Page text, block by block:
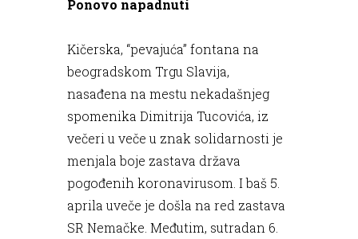
Ponovo napadnuti
Kičerska, “pevajuća” fontana na
beogradskom Trgu Slavija,
nasađena na mestu nekadašnjeg
spomenika Dimitrija Tucovića, iz
večeri u veče u znak solidarnosti je
menjala boje zastava država
pogođenih koronavirusom. I baš 5.
aprila uveče je došla na red zastava
SR Nemačke. Međutim, sutradan 6.